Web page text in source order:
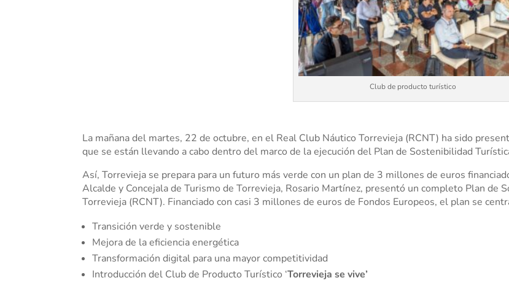
Club de producto turístico
La mañana del martes, 22 de octubre, en el Real Club Náutico Torrevieja (RCNT) ha sido
que se están llevando a cabo dentro del marco de la ejecución del Plan de Sostenibilidad
Así, Torrevieja se prepara para un futuro más verde con un plan de 3 millones de euros
Alcalde y Concejala de Turismo de Torrevieja, Rosario Martínez, presentó un completo Plan de
Torrevieja (RCNT). Financiado con casi 3 millones de euros de Fondos Europeos, el plan se
Transición verde y sostenible
Mejora de la eficiencia energética
Transformación digital para una mayor competitividad
Introducción del Club de Producto Turístico ‘Torrevieja se vive’